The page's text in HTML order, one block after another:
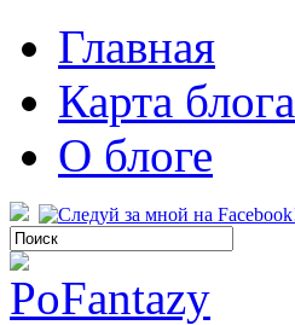
Главная
Карта блога
О блоге